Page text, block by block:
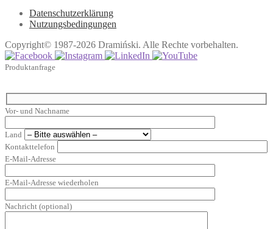
Datenschutzerklärung
Nutzungsbedingungen
Copyright© 1987-2026 Dramiński. Alle Rechte vorbehalten.
Produktanfrage
Vor- und Nachname
Land
Kontakttelefon
E-Mail-Adresse
E-Mail-Adresse wiederholen
Nachricht (optional)